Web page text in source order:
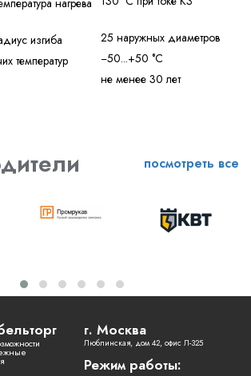
нагрева
изгиба
25 наружных диаметров
температур
−50...+50 °C
не менее 30 лет
посмотреть все
г. Москва
Люблинская, дом 42, офис Л-325
Режим работы: